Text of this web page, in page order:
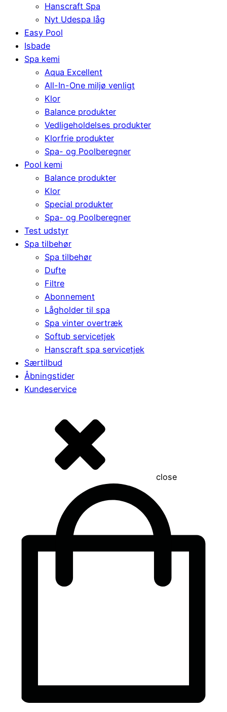
Hanscraft Spa
Nyt Udespa låg
Easy Pool
Isbade
Spa kemi
Aqua Excellent
All-In-One miljø venligt
Klor
Balance produkter
Vedligeholdelses produkter
Klorfrie produkter
Spa- og Poolberegner
Pool kemi
Balance produkter
Klor
Special produkter
Spa- og Poolberegner
Test udstyr
Spa tilbehør
Spa tilbehør
Dufte
Filtre
Abonnement
Lågholder til spa
Spa vinter overtræk
Softub servicetjek
Hanscraft spa servicetjek
Særtilbud
Åbningstider
Kundeservice
close